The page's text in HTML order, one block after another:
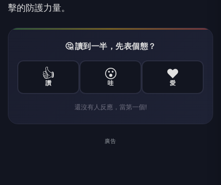
擊的防護力量。
🤔 讀到一半，先表個態？
👍
讚
😮
哇
❤️
愛
還沒有人反應，當第一個!
廣告